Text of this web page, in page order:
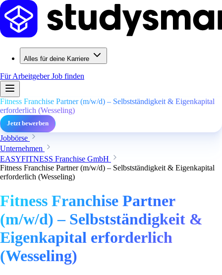
Alles für deine Karriere
Für ArbeitgeberJob finden
Fitness Franchise Partner (m/w/d) – Selbstständigkeit & Eigenkapital
erforderlich (Wesseling)
Jetzt bewerben
Jobbörse
Unternehmen
EASYFITNESS Franchise GmbH
Fitness Franchise Partner (m/w/d) – Selbstständigkeit & Eigenkapital
erforderlich (Wesseling)
Fitness Franchise Partner
(m/w/d) – Selbstständigkeit &
Eigenkapital erforderlich
(Wesseling)